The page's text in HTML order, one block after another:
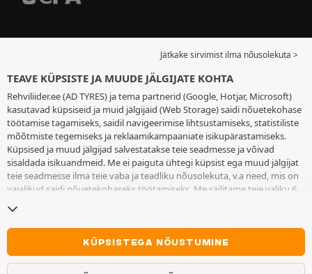
Jätkake sirvimist ilma nõusolekuta >
TEAVE KÜPSISTE JA MUUDE JÄLGIJATE KOHTA
Rehviliider.ee (AD TYRES) ja tema partnerid (Google, Hotjar, Microsoft)
kasutavad küpsiseid ja muid jälgijaid (Web Storage) saidi nõuetekohase
töötamise tagamiseks, saidil navigeerimise lihtsustamiseks, statistiliste
mõõtmiste tegemiseks ja reklaamikampaaniate isikupärastamiseks.
Küpsised ja muud jälgijad salvestatakse teie seadmesse ja võivad
sisaldada isikuandmeid. Me ei paiguta ühtegi küpsist ega muud jälgijat
teie seadmesse ilma teie vaba ja teadliku nõusolekuta, v.a need, mis on
vajalikud saidi nõuetekohaseks töötamiseks. Me säilitame teie valiku 6
muude jälgijate lehele
nõusolekut küpsiste ja muude jälgijate teie seadmesse paigutamiseks.
Keeldumine ei takista juurdepääsu teenustele AD TYRES. Lisateabe
saamiseks vaadakeküpsiste ja muude jälgijate lehte.
KÜPSISTEGA NÕUSTUMINE